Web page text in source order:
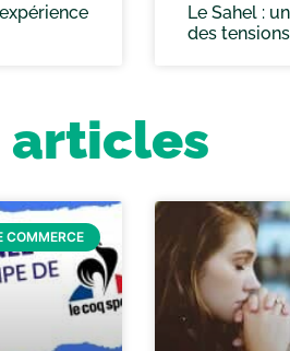
Le Sahel :
des
articles
COMMERCE